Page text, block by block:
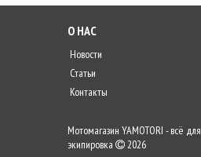
О НАС
Новости
Статьи
Контакты
Мотомагазин YAMOTORI - всё
экипировка
2026